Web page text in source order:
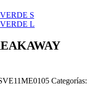
S
L
Categorías: